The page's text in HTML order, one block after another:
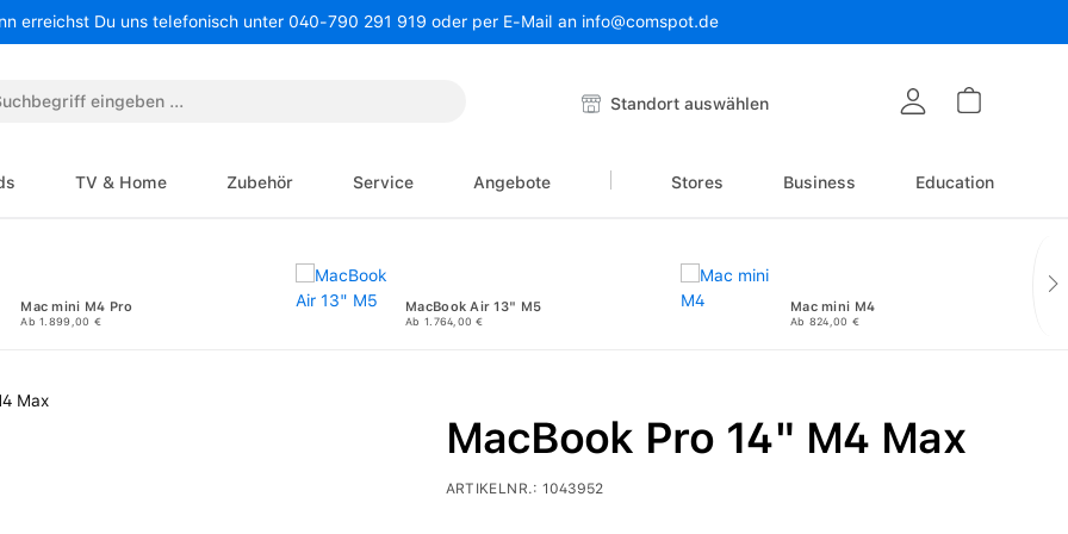
erreichst Du uns telefonisch unter 040-790 291 919 oder per E-Mail an info@comspot.de
Standort auswählen
TV & Home Zubehör Service Angebote Stores Business Education
Mac mini M4 Pro
Ab 1.899,00 €
MacBook Air 13" M5
Ab 1.764,00 €
Mac mini M4
Ab 824,00 €
MacBook Pro 14" M4 Max
ARTIKELNR.: 1043952